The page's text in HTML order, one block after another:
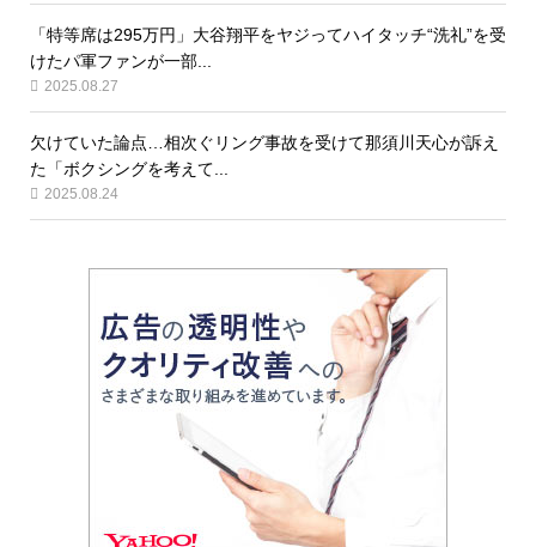
「特等席は295万円」大谷翔平をヤジってハイタッチ“洗礼”を受
けたパ軍ファンが一部...
2025.08.27
欠けていた論点…相次ぐリング事故を受けて那須川天心が訴え
た「ボクシングを考えて...
2025.08.24